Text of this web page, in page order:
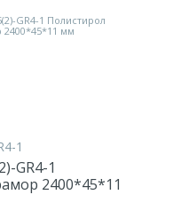
1
GR4-1
2400*45*11